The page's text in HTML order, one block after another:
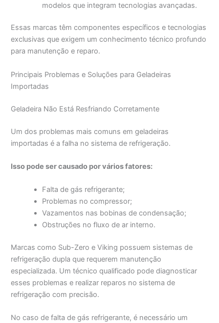
modelos que integram tecnologias avançadas.
Essas marcas têm componentes específicos e tecnologias
exclusivas que exigem um conhecimento técnico profundo
para manutenção e reparo.
Principais Problemas e Soluções para Geladeiras
Importadas
Geladeira Não Está Resfriando Corretamente
Um dos problemas mais comuns em geladeiras
importadas é a falha no sistema de refrigeração.
Isso pode ser causado por vários fatores:
Falta de gás refrigerante;
Problemas no compressor;
Vazamentos nas bobinas de condensação;
Obstruções no fluxo de ar interno.
Marcas como Sub-Zero e Viking possuem sistemas de
refrigeração dupla que requerem manutenção
especializada. Um técnico qualificado pode diagnosticar
esses problemas e realizar reparos no sistema de
refrigeração com precisão.
No caso de falta de gás refrigerante, é necessário um